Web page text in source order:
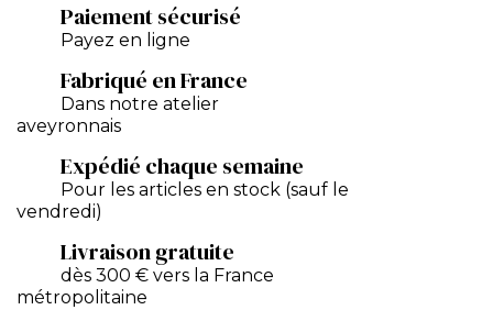
Paiement sécurisé
Payez en ligne
Fabriqué en France
Dans notre atelier
aveyronnais
Expédié chaque semaine
Pour les articles en stock (sauf le
vendredi)
Livraison gratuite
dès 300 € vers la France
métropolitaine